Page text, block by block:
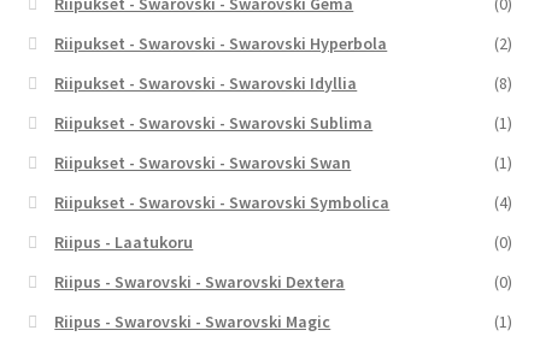
Riipukset - Swarovski - Swarovski Hyperbola
(2)
Riipukset - Swarovski - Swarovski Idyllia
(8)
Riipukset - Swarovski - Swarovski Sublima
(1)
Riipukset - Swarovski - Swarovski Swan
(1)
Riipukset - Swarovski - Swarovski Symbolica
(4)
Riipus - Laatukoru
(0)
Riipus - Swarovski - Swarovski Dextera
(0)
Riipus - Swarovski - Swarovski Magic
(1)